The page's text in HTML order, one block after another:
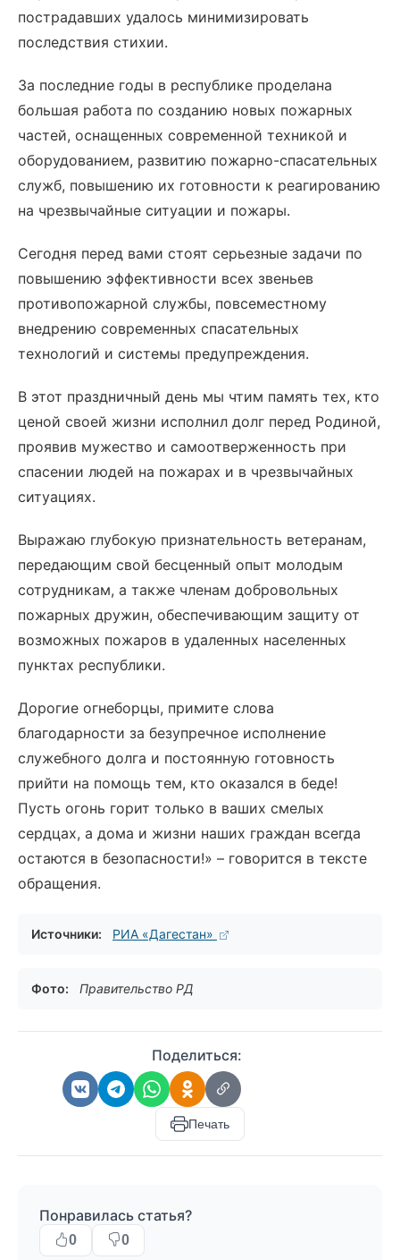
пострадавших удалось минимизировать
последствия стихии.
За последние годы в республике проделана
большая работа по созданию новых пожарных
частей, оснащенных современной техникой и
оборудованием, развитию пожарно-спасательных
служб, повышению их готовности к реагированию
на чрезвычайные ситуации и пожары.
Сегодня перед вами стоят серьезные задачи по
повышению эффективности всех звеньев
противопожарной службы, повсеместному
внедрению современных спасательных
технологий и системы предупреждения.
В этот праздничный день мы чтим память тех, кто
ценой своей жизни исполнил долг перед Родиной,
проявив мужество и самоотверженность при
спасении людей на пожарах и в чрезвычайных
ситуациях.
Выражаю глубокую признательность ветеранам,
передающим свой бесценный опыт молодым
сотрудникам, а также членам добровольных
пожарных дружин, обеспечивающим защиту от
возможных пожаров в удаленных населенных
пунктах республики.
Дорогие огнеборцы, примите слова
благодарности за безупречное исполнение
служебного долга и постоянную готовность
прийти на помощь тем, кто оказался в беде!
Пусть огонь горит только в ваших смелых
сердцах, а дома и жизни наших граждан всегда
остаются в безопасности!» – говорится в тексте
обращения.
Источники: РИА «Дагестан»
Фото: Правительство РД
Поделиться:
Печать
Понравилась статья?
0 0